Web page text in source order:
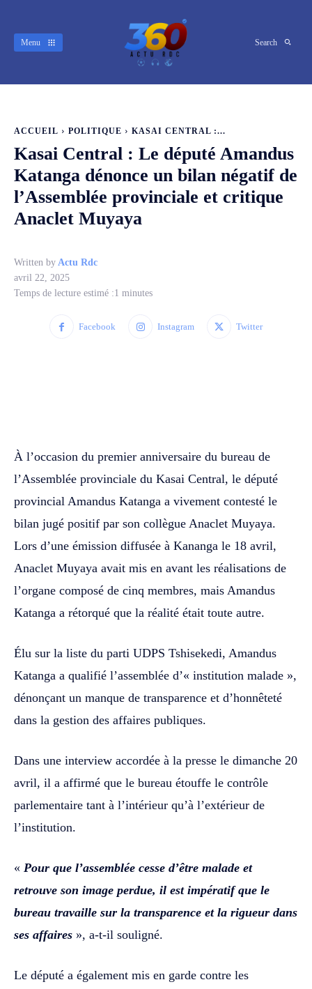
Menu Search
ACCUEIL POLITIQUE KASAI CENTRAL :...
Kasai Central : Le député Amandus
Katanga dénonce un bilan négatif de
l’Assemblée provinciale et critique
Anaclet Muyaya
Written by Actu Rdc
avril 22, 2025
Temps de lecture estimé :1 minutes
Facebook Instagram Twitter
À l’occasion du premier anniversaire du bureau de
l’Assemblée provinciale du Kasai Central, le député
provincial Amandus Katanga a vivement contesté le
bilan jugé positif par son collègue Anaclet Muyaya.
Lors d’une émission diffusée à Kananga le 18 avril,
Anaclet Muyaya avait mis en avant les réalisations de
l’organe composé de cinq membres, mais Amandus
Katanga a rétorqué que la réalité était toute autre.
Élu sur la liste du parti UDPS Tshisekedi, Amandus
Katanga a qualifié l’assemblée d’« institution malade »,
dénonçant un manque de transparence et d’honnêteté
dans la gestion des affaires publiques.
Dans une interview accordée à la presse le dimanche 20
avril, il a affirmé que le bureau étouffe le contrôle
parlementaire tant à l’intérieur qu’à l’extérieur de
l’institution.
« Pour que l’assemblée cesse d’être malade et
retrouve son image perdue, il est impératif que le
bureau travaille sur la transparence et la rigueur dans
ses affaires », a-t-il souligné.
Le député a également mis en garde contre les